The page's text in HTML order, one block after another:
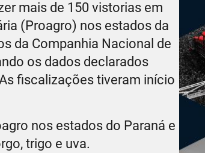
mais de 150 vistorias em
(Proagro) nos estados da
da Companhia Nacional de
os dados declarados
fiscalizações tiveram início
nos estados do Paraná e
trigo e uva.